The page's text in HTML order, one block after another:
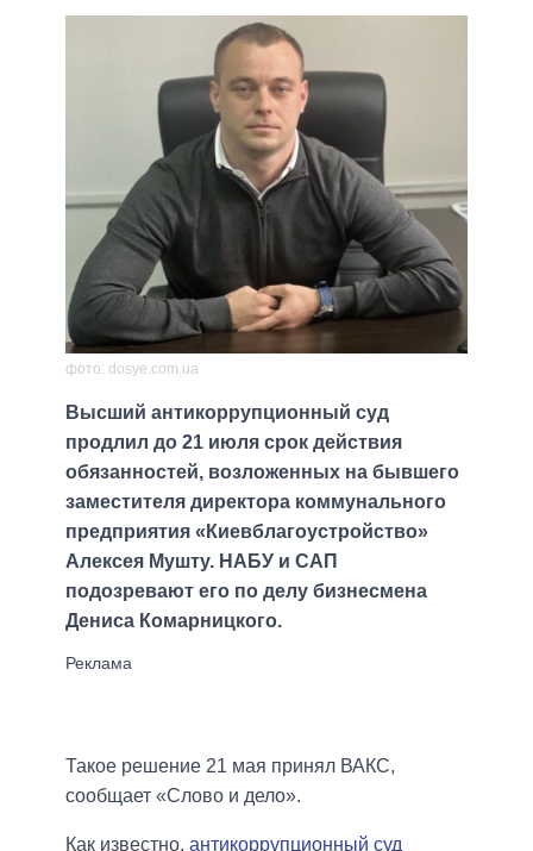
фото: dosye.com.ua
Высший антикоррупционный суд
продлил до 21 июля срок действия
обязанностей, возложенных на бывшего
заместителя директора коммунального
предприятия «Киевблагоустройство»
Алексея Мушту. НАБУ и САП
подозревают его по делу бизнесмена
Дениса Комарницкого.
Такое решение 21 мая принял ВАКС,
сообщает «Слово и дело».
Как известно, антикоррупционный суд